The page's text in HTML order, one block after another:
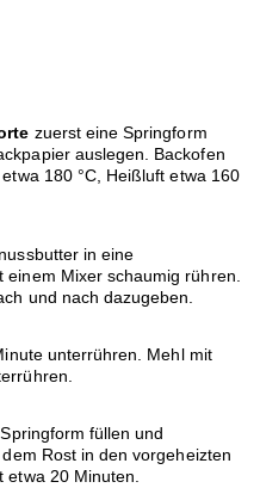
zuerst eine Springform
auslegen. Backofen
180 °C, Heißluft etwa 160
in eine
einem Mixer schaumig rühren.
und nach dazugeben.
unterrühren. Mehl mit
füllen und
Rost in den vorgeheizten
etwa 20 Minuten.